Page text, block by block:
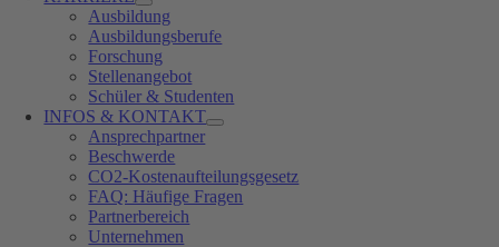
Ausbildung
Ausbildungsberufe
Forschung
Stellenangebot
Schüler & Studenten
INFOS & KONTAKT
Ansprechpartner
Beschwerde
CO2-Kostenaufteilungsgesetz
FAQ: Häufige Fragen
Partnerbereich
Unternehmen